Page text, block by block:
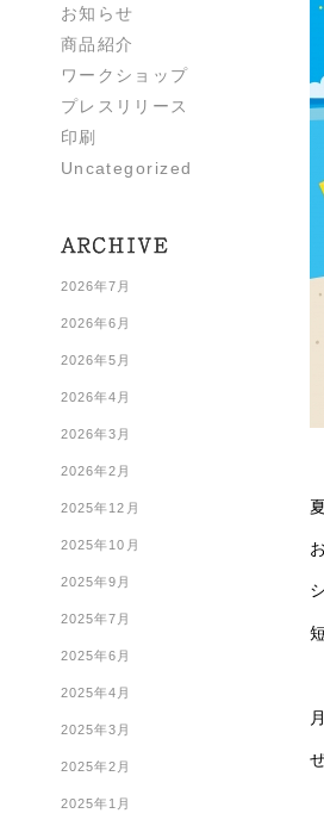
お知らせ
商品紹介
ワークショップ
プレスリリース
印刷
Uncategorized
2026年7月
2026年6月
2026年5月
2026年4月
2026年3月
2026年2月
2025年12月
2025年10月
2025年9月
2025年7月
2025年6月
2025年4月
2025年3月
2025年2月
2025年1月